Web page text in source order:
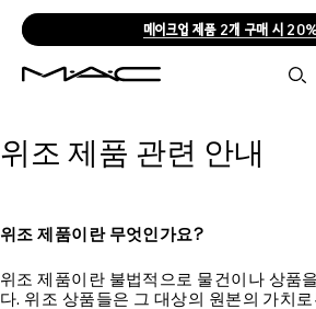
메이크업 제품 2개 구매 시
위조 제품 관련 안내
위조 제품이란 무엇인가요?
위조 제품이란 불법적으로 물건이나 상품
다. 위조 상품들은 그 대상의 원본의 가치